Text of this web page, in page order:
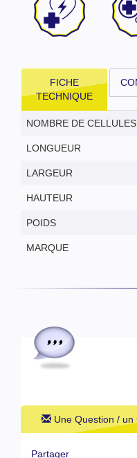
FICHE
TECHNIQUE
NOMBRE DE CELLULES
LONGUEUR
LARGEUR
HAUTEUR
POIDS
MARQUE
Une Question /
Partager